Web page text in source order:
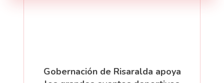
Gobernación de Risaralda apoya